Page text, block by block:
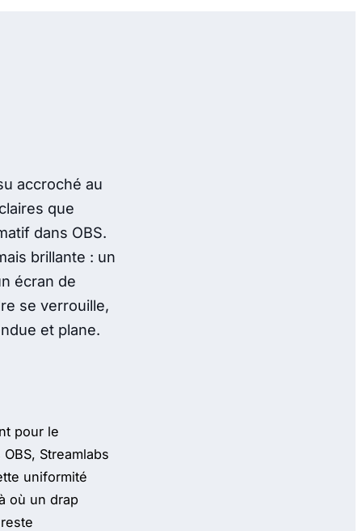
accroché au
que
dans OBS.
brillante : un
écran de
se verrouille,
et plane.
pour le
Streamlabs
uniformité
où un drap